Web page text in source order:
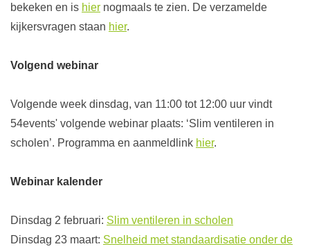
bekeken en is hier nogmaals te zien. De verzamelde
kijkersvragen staan hier.
Volgend webinar
Volgende week dinsdag, van 11:00 tot 12:00 uur vindt
54events' volgende webinar plaats: ‘Slim ventileren in
scholen’. Programma en aanmeldlink hier.
Webinar kalender
Dinsdag 2 februari: Slim ventileren in scholen
Dinsdag 23 maart: Snelheid met standaardisatie onder de